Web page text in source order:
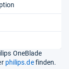
OneBlade
philips.definden.